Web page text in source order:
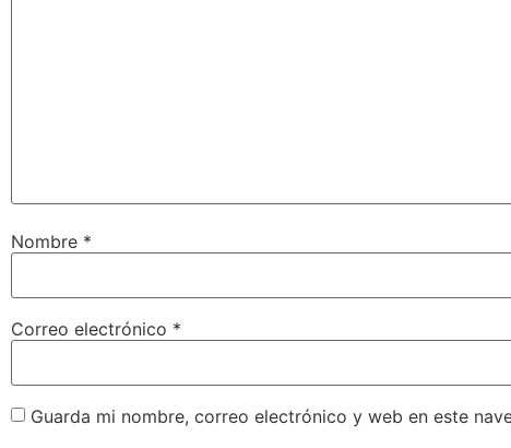
Nombre *
Correo electrónico *
Guarda mi nombre, correo electrónico y web en este